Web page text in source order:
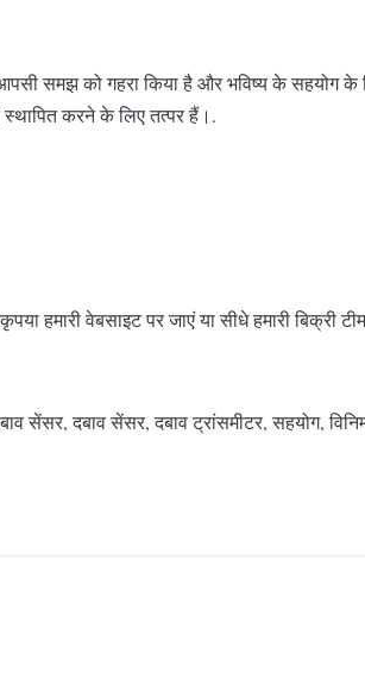
को गहरा किया है और भविष्य के सहयोग के
स्थापित करने के लिए तत्पर हैं।.
हमारी वेबसाइट पर जाएं या सीधे हमारी बिक्री
सेंसर, दबाव सेंसर, दबाव ट्रांसमीटर, सहयोग,